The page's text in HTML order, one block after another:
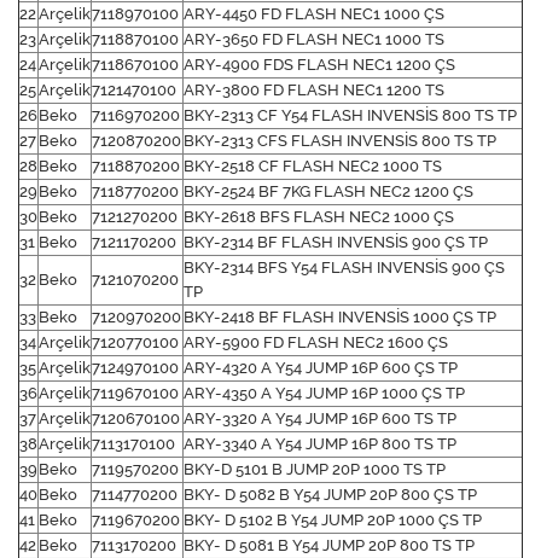
22Arçelik7118970100 ARY-4450 FD FLASH NEC1 1000 ÇS
23Arçelik7118870100 ARY-3650 FD FLASH NEC1 1000 TS
24Arçelik7118670100 ARY-4900 FDS FLASH NEC1 1200 ÇS
25Arçelik7121470100 ARY-3800 FD FLASH NEC1 1200 TS
26Beko 7116970200 BKY-2313 CF Y54 FLASH INVENSİS 800 TS TP
27 Beko 7120870200 BKY-2313 CFS FLASH INVENSİS 800 TS TP
28 Beko 7118870200 BKY-2518 CF FLASH NEC2 1000 TS
29 Beko 7118770200 BKY-2524 BF 7KG FLASH NEC2 1200 ÇS
30Beko 7121270200 BKY-2618 BFS FLASH NEC2 1000 ÇS
31 Beko 7121170200 BKY-2314 BF FLASH INVENSİS 900 ÇS TP
32 Beko 7121070200
BKY-2314 BFS Y54 FLASH INVENSİS 900 ÇS
TP
33 Beko 7120970200 BKY-2418 BF FLASH INVENSİS 1000 ÇS TP
34Arçelik7120770100 ARY-5900 FD FLASH NEC2 1600 ÇS
35Arçelik7124970100 ARY-4320 A Y54 JUMP 16P 600 ÇS TP
36Arçelik7119670100 ARY-4350 A Y54 JUMP 16P 1000 ÇS TP
37Arçelik7120670100 ARY-3320 A Y54 JUMP 16P 600 TS TP
38Arçelik7113170100 ARY-3340 A Y54 JUMP 16P 800 TS TP
39 Beko 7119570200 BKY-D 5101 B JUMP 20P 1000 TS TP
40Beko 7114770200 BKY- D 5082 B Y54 JUMP 20P 800 ÇS TP
41 Beko 7119670200 BKY- D 5102 B Y54 JUMP 20P 1000 ÇS TP
42 Beko 7113170200 BKY- D 5081 B Y54 JUMP 20P 800 TS TP